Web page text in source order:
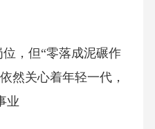
，但“零落成泥碾作
然关心着年轻一代，
业